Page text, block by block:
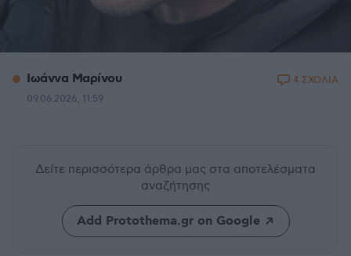
Ιωάννα Μαρίνου
09.06.2026, 11:59
4 ΣΧΟΛΙΑ
Δείτε περισσότερα άρθρα μας στα αποτελέσματα
αναζήτησης
Add Protothema.gr on Google